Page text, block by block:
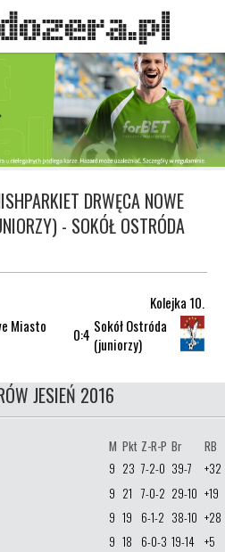
DRWĘCA NOWE
- SOKÓŁ OSTRÓDA
Kolejka 10.
Miasto
0:4 Sokół Ostróda
(juniorzy)
JESIEŃ 2016
M Pkt Z-R-P Br
RB
9 23 7-2-0 39-7
+32
9 21 7-0-2 29-10 +19
9 19 6-1-2 38-10 +28
9 18 6-0-3 19-14 +5